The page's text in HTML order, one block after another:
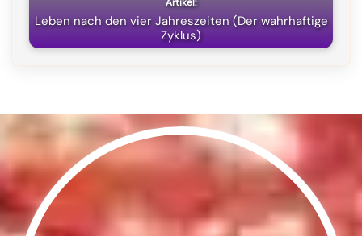
Leben nach den vier Jahreszeiten (Der wahrhaftige
Zyklus)